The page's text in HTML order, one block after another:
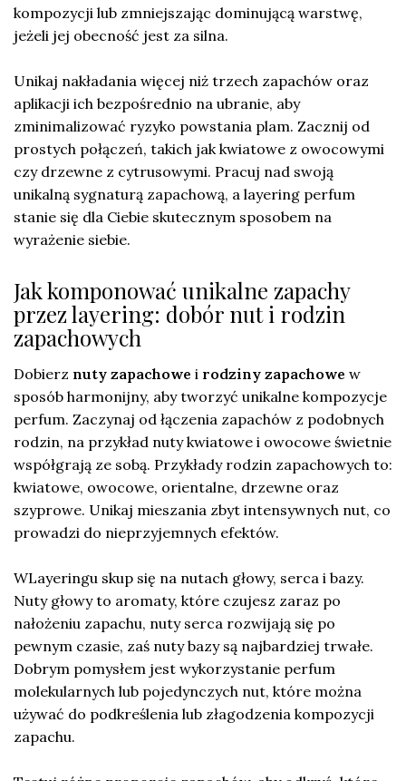
kompozycji lub zmniejszając dominującą warstwę,
jeżeli jej obecność jest za silna.
Unikaj nakładania więcej niż trzech zapachów oraz
aplikacji ich bezpośrednio na ubranie, aby
zminimalizować ryzyko powstania plam. Zacznij od
prostych połączeń, takich jak kwiatowe z owocowymi
czy drzewne z cytrusowymi. Pracuj nad swoją
unikalną sygnaturą zapachową, a layering perfum
stanie się dla Ciebie skutecznym sposobem na
wyrażenie siebie.
Jak komponować unikalne zapachy
przez layering: dobór nut i rodzin
zapachowych
Dobierz nuty zapachowe i rodziny zapachowe w
sposób harmonijny, aby tworzyć unikalne kompozycje
perfum. Zaczynaj od łączenia zapachów z podobnych
rodzin, na przykład nuty kwiatowe i owocowe świetnie
współgrają ze sobą. Przykłady rodzin zapachowych to:
kwiatowe, owocowe, orientalne, drzewne oraz
szyprowe. Unikaj mieszania zbyt intensywnych nut, co
prowadzi do nieprzyjemnych efektów.
WLayeringu skup się na nutach głowy, serca i bazy.
Nuty głowy to aromaty, które czujesz zaraz po
nałożeniu zapachu, nuty serca rozwijają się po
pewnym czasie, zaś nuty bazy są najbardziej trwałe.
Dobrym pomysłem jest wykorzystanie perfum
molekularnych lub pojedynczych nut, które można
używać do podkreślenia lub złagodzenia kompozycji
zapachu.